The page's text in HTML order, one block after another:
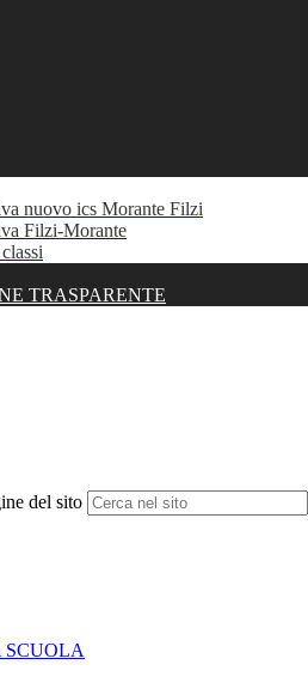
nuovo ics Morante Filzi
Filzi-Morante
TRASPARENTE
del sito